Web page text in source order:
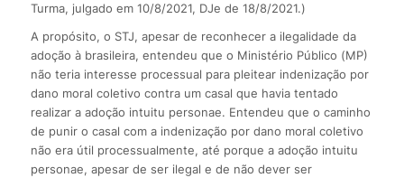
Turma, julgado em 10/8/2021, DJe de 18/8/2021.)
A propósito, o STJ, apesar de reconhecer a ilegalidade da
adoção à brasileira, entendeu que o Ministério Público (MP)
não teria interesse processual para pleitear indenização por
dano moral coletivo contra um casal que havia tentado
realizar a adoção intuitu personae. Entendeu que o caminho
de punir o casal com a indenização por dano moral coletivo
não era útil processualmente, até porque a adoção intuitu
personae, apesar de ser ilegal e de não dever ser